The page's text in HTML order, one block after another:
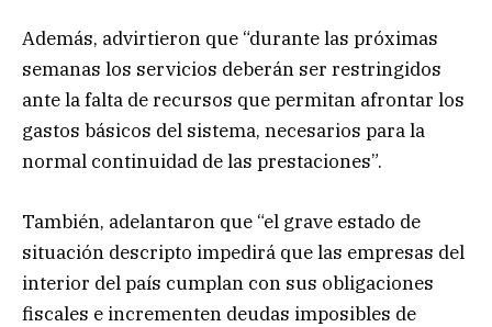
Además, advirtieron que “durante las próximas
semanas los servicios deberán ser restringidos
ante la falta de recursos que permitan afrontar los
gastos básicos del sistema, necesarios para la
normal continuidad de las prestaciones”.
También, adelantaron que “el grave estado de
situación descripto impedirá que las empresas del
interior del país cumplan con sus obligaciones
fiscales e incrementen deudas imposibles de